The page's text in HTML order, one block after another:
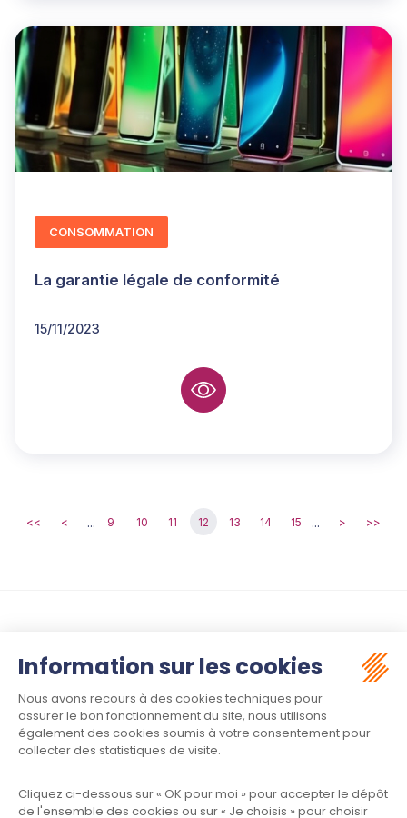
La garantie légale de conformité
15/11/2023
CONSOMMATION
<< < ... 9 10 11 12 13 14 15 ... > >>
Suivez-nous :
Meet law - Siège social